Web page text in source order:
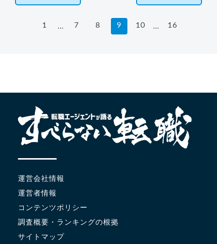
1 … 7 8 9 10 … 16
運営会社情報
運営者情報
コンテンツポリシー
調査概要・ランキングの根拠
サイトマップ